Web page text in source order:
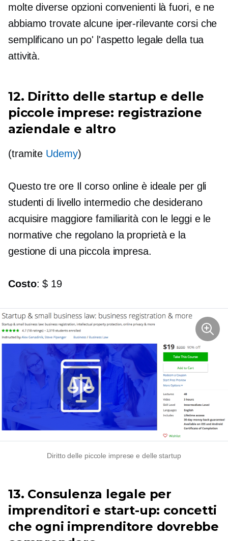
molte diverse opzioni convenienti là fuori, e ne
abbiamo trovate alcune iper-rilevante corsi che
semplificano un po' l'aspetto legale della tua
attività.
12. Diritto delle startup e delle
piccole imprese: registrazione
aziendale e altro
(tramite Udemy)
Questotre oreIl corso online è ideale per gli
studenti di livello intermedio che desiderano
acquisire maggiore familiarità con le leggi e le
normative che regolano la proprietà e la
gestione di una piccola impresa.
Costo: $ 19
Diritto delle piccole imprese e delle startup
13. Consulenza legale per
imprenditori e start-up: concetti
che ogni imprenditore dovrebbe